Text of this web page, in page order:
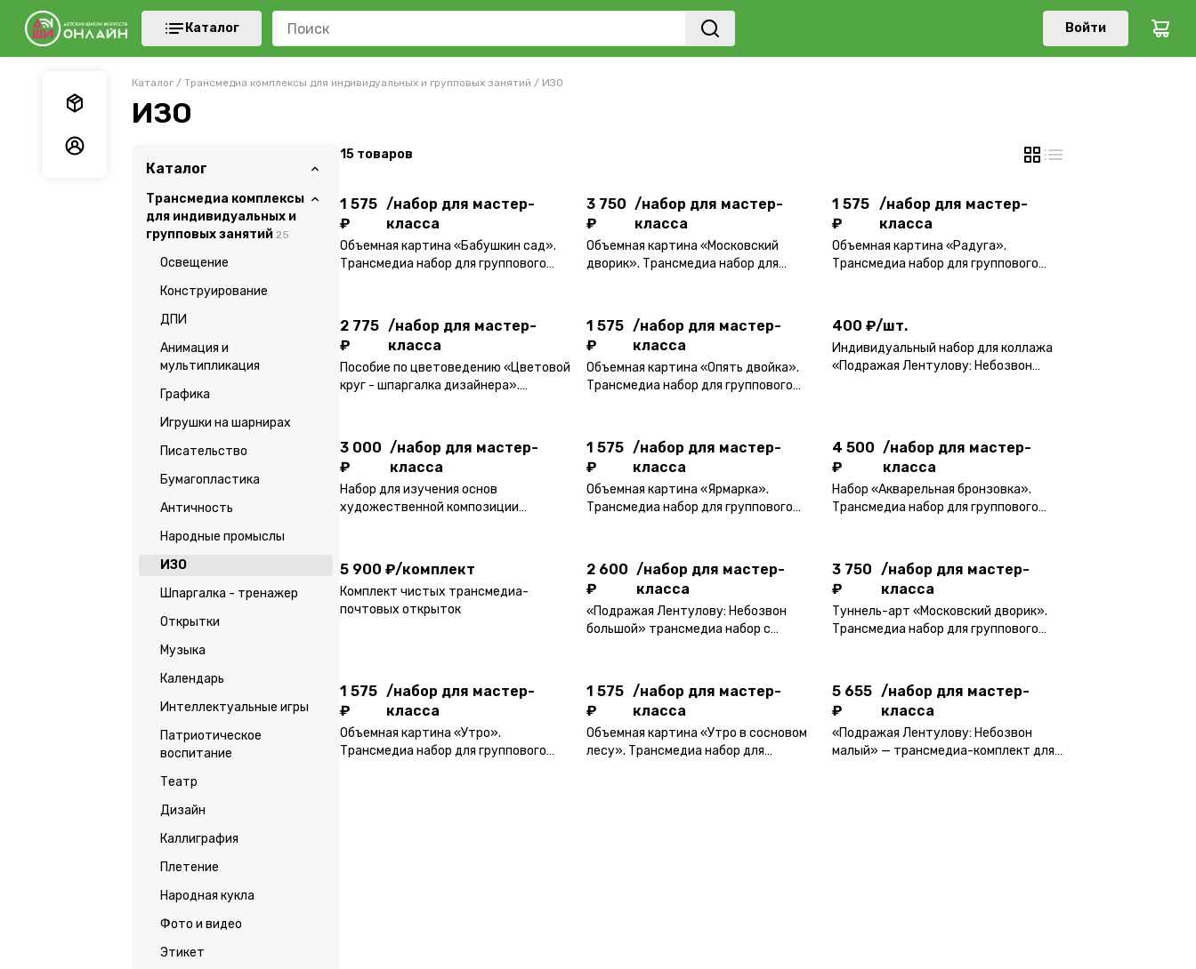
Каталог Войти
Мои заказы
Каталог / Трансмедиа комплексы для индивидуальных и групповых занятий / ИЗО
ИЗО
Каталог
Трансмедиа комплексы
для индивидуальных и
групповых занятий 25
Освещение
Конструирование
ДПИ
Анимация и
мультипликация
Графика
Игрушки на шарнирах
Писательство
Бумагопластика
Античность
Народные промыслы
ИЗО
Шпаргалка - тренажер
Открытки
Музыка
Календарь
Интеллектуальные игры
Патриотическое
воспитание
Театр
Дизайн
Каллиграфия
Плетение
Народная кукла
Фото и видео
Этикет
15 товаров
1 575
₽
/набор для мастер-
класса
Объемная картина «Бабушкин сад».
Трансмедиа набор для группового
₽
класса
3 750
₽
/набор для мастер-
класса
Объемная картина «Московский
дворик». Трансмедиа набор для
1 575
₽
/набор для мастер-
класса
Объемная картина «Радуга».
Трансмедиа набор для группового
2 775
₽
/набор для мастер-
класса
Пособие по цветоведению «Цветовой
круг - шпаргалка дизайнера».
2 775
₽
/набор для мастер-
класса
1 575
₽
/набор для мастер-
класса
Объемная картина «Опять двойка».
Трансмедиа набор для группового
1 575 / набор для мастер-
400 ₽/шт.
Индивидуальный набор для коллажа
«Подражая Лентулову: Небозвон
3 000
₽
/набор для мастер-
класса
Набор для изучения основ
художественной композиции
3 000
₽
/набор для мастер-
класса
1 575
₽
/набор для мастер-
класса
Объемная картина «Ярмарка».
Трансмедиа набор для группового
1 575 /набор для мастер-
4 500
₽
/набор для мастер-
класса
Набор «Акварельная бронзовка».
Трансмедиа набор для группового
5 900 ₽/комплект
Комплект чистых трансмедиа-
почтовых открыток
2 600
₽
/набор для мастер-
класса
«Подражая Лентулову: Небозвон
большой» трансмедиа набор с
2 600
₽
/набор для мастер-
класса
3 750
₽
/набор для мастер-
класса
Туннель-арт «Московский дворик».
Трансмедиа набор для группового
3 750 /набор для мастер-
1 575
₽
/набор для мастер-
класса
Объемная картина «Утро».
Трансмедиа набор для группового
1 575
₽
/набор для мастер-
класса
Объемная картина «Утро в сосновом
лесу». Трансмедиа набор для
1 575 /набор для мастер-
5 655
₽
/набор для мастер-
класса
«Подражая Лентулову: Небозвон
малый» — трансмедиа-комплект для
5 655
₽
/набор для мастер-
класса